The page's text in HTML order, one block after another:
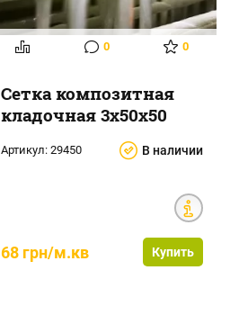
0 0
Сетка композитная
кладочная 3х50х50
Артикул:29450 В наличии
68 грн/м.кв Купить